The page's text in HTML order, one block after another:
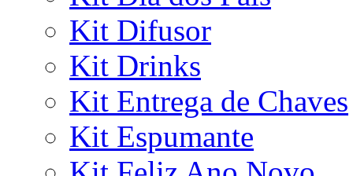
Kit Difusor
Kit Drinks
Kit Entrega de Chaves
Kit Espumante